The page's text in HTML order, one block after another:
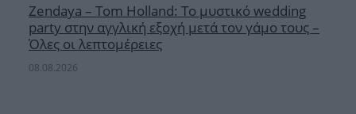
Zendaya – Tom Holland: Το μυστικό wedding
party στην αγγλική εξοχή μετά τον γάμο τους –
Όλες οι λεπτομέρειες
08.08.2026